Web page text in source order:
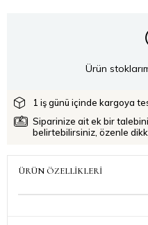
Ürün
1 iş günü içinde kargoya
Siparinize ait ek bir
belirtebilirsiniz, özenle
ÜRÜN ÖZELLIKLERI